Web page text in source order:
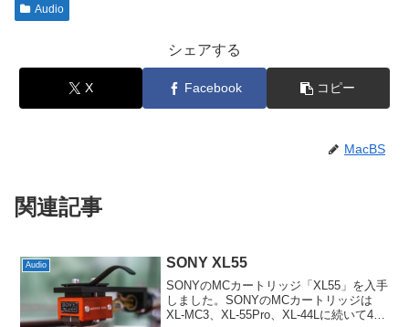
Audio
シェアする
X Facebook コピー
MacBS
関連記事
Audio SONY XL55
SONYのMCカートリッジ「XL55」を入手
しました。SONYのMCカートリッジは
XL-MC3、XL-55Pro、XL-44Lに続いて4本